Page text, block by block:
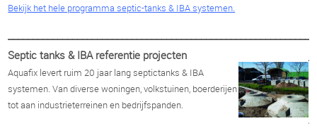
Bekijk het hele programma septic-tanks & IBA systemen.
Septic tanks & IBA referentie projecten
Aquafix levert ruim 20 jaar lang septictanks & IBA
systemen. Van diverse woningen, volkstuinen, boerderijen
tot aan industrieterreinen en bedrijfspanden.